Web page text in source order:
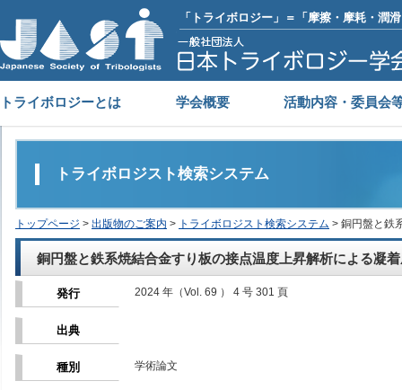
「トライボロジー」＝「摩擦・摩耗・潤
トライボロジーとは 学会概要 活動内容・委員会
トライボロジスト検索システム
トップページ > 出版物のご案内 > トライボロジスト検索システム > 銅円盤と鉄
銅円盤と鉄系焼結合金すり板の接点温度上昇解析による凝
発行 2024 年（Vol. 69 ） 4 号 301 頁
出典
種別 学術論文